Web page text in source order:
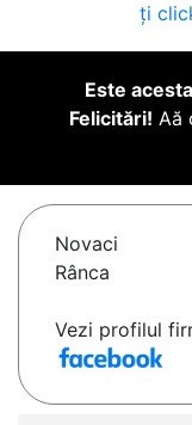
ți
Este
Felicitări! Aă
Novaci
Rânca
Vezi profilul